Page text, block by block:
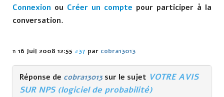
Connexion ou Créer un compte pour participer à la
conversation.
16 Juil 2008 12:55 #37 par cobra13013
Réponse de cobra13013 sur le sujet VOTRE AVIS
SUR NPS (logiciel de probabilité)